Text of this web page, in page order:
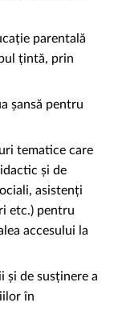
parentală
țintă, prin
șansă pentru
tematice care
și de
asistenți
etc.) pentru
accesului la
și de susținere a
în